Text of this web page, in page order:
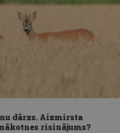
dārzs. Aizmirsta
risinājums?